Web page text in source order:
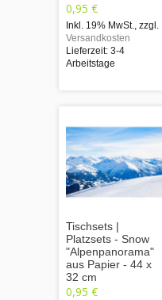
0,95 €
Inkl. 19% MwSt. zzgl.
Versandkosten
Lieferzeit: 3-4
Arbeitstage
Tischsets |
Platzsets - Snow
"Alpenpanorama"
aus Papier - 44 x
32 cm
0,95 €